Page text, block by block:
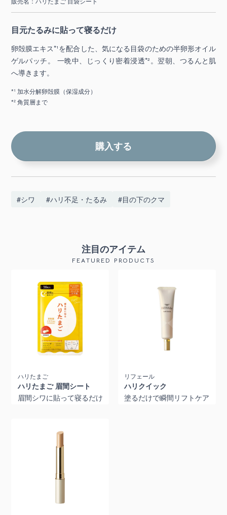
目元たるみに貼って寝るだけ
卵殻膜エキス*¹を配合した、気になる目袋のための半卵形オイル
ゲルパッチ。 一晩中、じっくり密着浸透*²。翌朝、つるんと肌
へ導きます。
*¹ 加水分解卵殻膜（保湿成分）
*² 角質層まで
購入する
#シワ #ハリ不足・たるみ #目の下のクマ
注目のアイテム
FEATURED PRODUCTS
ハリたまご
ハリたまご 眉間シート
眉間シワに貼って寝るだけ
リフェール
ハリクイック
塗るだけで瞬間リフトケア